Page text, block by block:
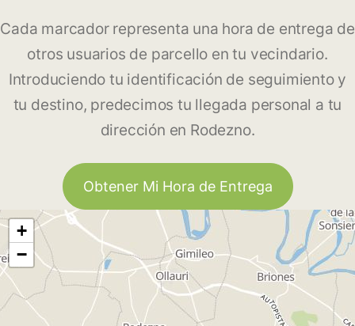
Cada marcador representa una hora de entrega de
otros usuarios de parcello en tu vecindario.
Introduciendo tu identificación de seguimiento y
tu destino, predecimos tu llegada personal a tu
dirección en Rodezno.
Obtener Mi Hora de Entrega
+
−